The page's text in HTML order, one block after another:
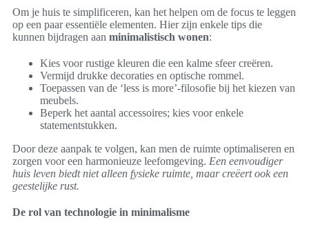
Om je huis te simplificeren, kan het helpen om de focus te leggen
op een paar essentiële elementen. Hier zijn enkele tips die
kunnen bijdragen aan minimalistisch wonen:
Kies voor rustige kleuren die een kalme sfeer creëren.
Vermijd drukke decoraties en optische rommel.
Toepassen van de ‘less is more’-filosofie bij het kiezen van
meubels.
Beperk het aantal accessoires; kies voor enkele
statementstukken.
Door deze aanpak te volgen, kan men de ruimte optimaliseren en
zorgen voor een harmonieuze leefomgeving. Een eenvoudiger
huis leven biedt niet alleen fysieke ruimte, maar creëert ook een
geestelijke rust.
De rol van technologie in minimalisme